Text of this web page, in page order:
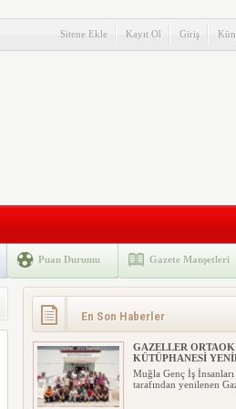
Sitene Ekle Kayıt Ol Giriş
Puan Durumu Gazete Manşetleri
En Son Haberler
GAZELLER
KÜTÜPHANESİ
Muğla Genç İş
tarafından yenilenen